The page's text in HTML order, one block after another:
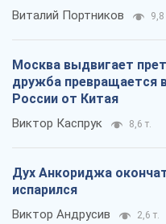
Виталий Портников 9,8
Москва выдвигает
дружба превращается
России от Китая
Виктор Каспрук 8,6 т.
Дух Анкориджа
испарился
Виктор Андрусив 2,6 т.